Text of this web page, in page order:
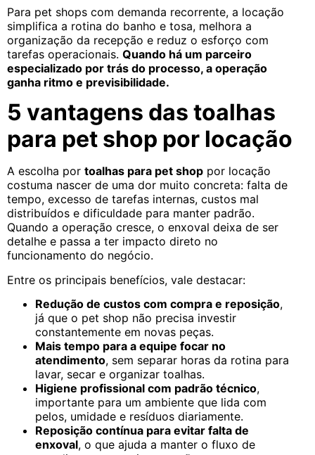
Para pet shops com demanda recorrente, a locação
simplifica a rotina do banho e tosa, melhora a
organização da recepção e reduz o esforço com
tarefas operacionais. Quando há um parceiro
especializado por trás do processo, a operação
ganha ritmo e previsibilidade.
5 vantagens das toalhas
para pet shop por locação
A escolha por toalhas para pet shop por locação
costuma nascer de uma dor muito concreta: falta de
tempo, excesso de tarefas internas, custos mal
distribuídos e dificuldade para manter padrão.
Quando a operação cresce, o enxoval deixa de ser
detalhe e passa a ter impacto direto no
funcionamento do negócio.
Entre os principais benefícios, vale destacar:
Redução de custos com compra e reposição,
já que o pet shop não precisa investir
constantemente em novas peças.
Mais tempo para a equipe focar no
atendimento, sem separar horas da rotina para
lavar, secar e organizar toalhas.
Higiene profissional com padrão técnico,
importante para um ambiente que lida com
pelos, umidade e resíduos diariamente.
Reposição contínua para evitar falta de
enxoval, o que ajuda a manter o fluxo de